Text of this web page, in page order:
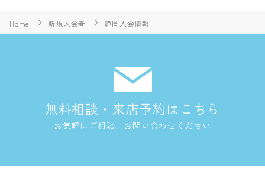
Home 新規入会者 静岡入会情報
無料相談・来店予約はこちら
お気軽にご相談、お問い合わせください